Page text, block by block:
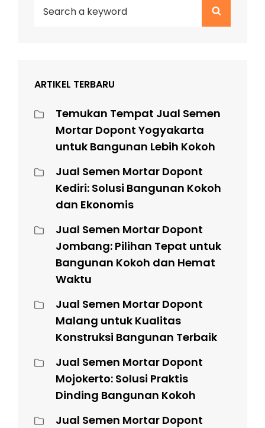
Search
ARTIKEL TERBARU
Temukan Tempat Jual Semen
Mortar Dopont Yogyakarta
untuk Bangunan Lebih Kokoh
Jual Semen Mortar Dopont
Kediri: Solusi Bangunan Kokoh
dan Ekonomis
Jual Semen Mortar Dopont
Jombang: Pilihan Tepat untuk
Bangunan Kokoh dan Hemat
Waktu
Jual Semen Mortar Dopont
Malang untuk Kualitas
Konstruksi Bangunan Terbaik
Jual Semen Mortar Dopont
Mojokerto: Solusi Praktis
Dinding Bangunan Kokoh
Jual Semen Mortar Dopont